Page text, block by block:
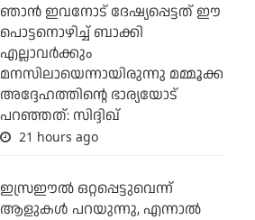
ഞാന്‍ ഇവനോട് ദേഷ്യപ്പെട്ടത് ഈ
പൊട്ടനൊഴിച്ച് ബാക്കി
എല്ലാവര്‍ക്കും
മനസിലായെന്നായിരുന്നു മമ്മൂക്ക
അദ്ദേഹത്തിന്റെ ഭാര്യയോട്
പറഞ്ഞത്: സിദ്ദിഖ്
21 hours ago
ഇസ്രഈല്‍ ഒറ്റപ്പെട്ടുവെന്ന്
ആളുകള്‍ പറയുന്നു, എന്നാല്‍